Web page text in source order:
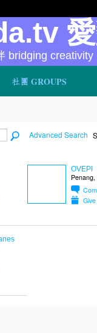
社團 GROUPS
bridging creativity
Advanced Search
OVEPI
Penang,